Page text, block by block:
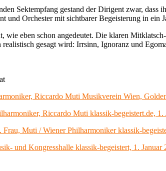
Sektempfang gestand der Dirigent zwar,
und Orchester mit sichtbarer Begeisterung in
wie eben schon angedeutet. Die klaren
realistisch gesagt wird: Irrsinn, Ignoranz und
Riccardo Muti Musikverein Wien,
Riccardo Muti klassik-begeistert.de, 1.
Muti / Wiener Philharmoniker klassik-
und Kongresshalle klassik-begeistert, 1. Januar